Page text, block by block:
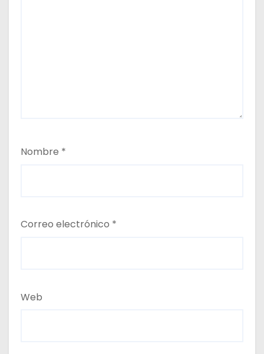
Nombre *
Correo electrónico *
Web